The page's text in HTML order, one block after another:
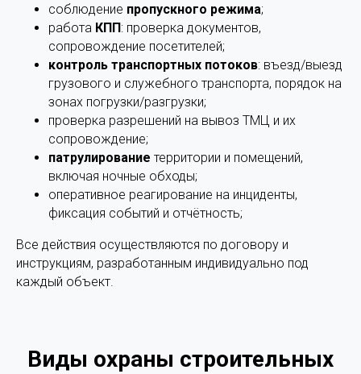
соблюдение пропускного режима;
работа КПП: проверка документов,
сопровождение посетителей;
контроль транспортных потоков: въезд/выезд
грузового и служебного транспорта, порядок на
зонах погрузки/разгрузки;
проверка разрешений на вывоз ТМЦ и их
сопровождение;
патрулирование территории и помещений,
включая ночные обходы;
оперативное реагирование на инциденты,
фиксация событий и отчётность;
Все действия осуществляются по договору и
инструкциям, разработанным индивидуально под
каждый объект.
Виды охраны строительных